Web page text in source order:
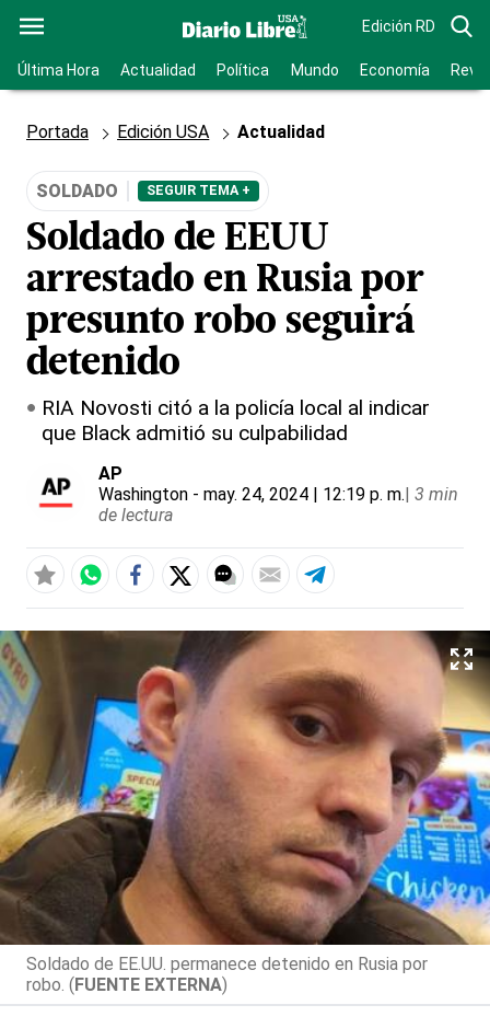
Edición RD
Última Hora Actualidad Política Mundo Economía
Portada Edición USA Actualidad
SOLDADO SEGUIR TEMA +
Soldado de EEUU
arrestado en Rusia por
presunto robo seguirá
detenido
RIA Novosti citó a la policía local al indicar
que Black admitió su culpabilidad
AP
Washington - may. 24, 2024 | 12:19 p. m.| 3 min
de lectura
Soldado de EE.UU. permanece detenido en Rusia por
robo. (FUENTE EXTERNA)